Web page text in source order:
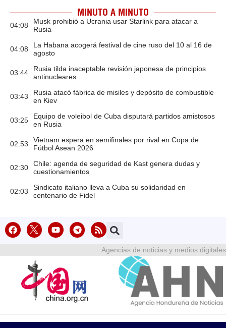
MINUTO A MINUTO
04:08
Musk prohibió a Ucrania usar Starlink para atacar a
Rusia
04:08
La Habana acogerá festival de cine ruso del 10 al 16 de
agosto
03:44
Rusia tilda inaceptable revisión japonesa de principios
antinucleares
03:43
Rusia atacó fábrica de misiles y depósito de combustible
en Kiev
03:25
Equipo de voleibol de Cuba disputará partidos amistosos
en Rusia
02:53
Vietnam espera en semifinales por rival en Copa de
Fútbol Asean 2026
02:30
Chile: agenda de seguridad de Kast genera dudas y
cuestionamientos
02:03
Sindicato italiano lleva a Cuba su solidaridad en
centenario de Fidel
Agencias de noticias y medios digitales